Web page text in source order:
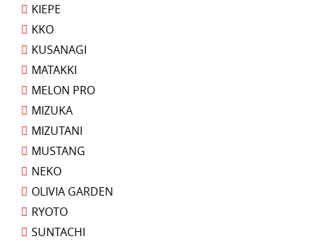
KIEPE
KKO
KUSANAGI
MATAKKI
MELON PRO
MIZUKA
MIZUTANI
MUSTANG
NEKO
OLIVIA GARDEN
RYOTO
SUNTACHI